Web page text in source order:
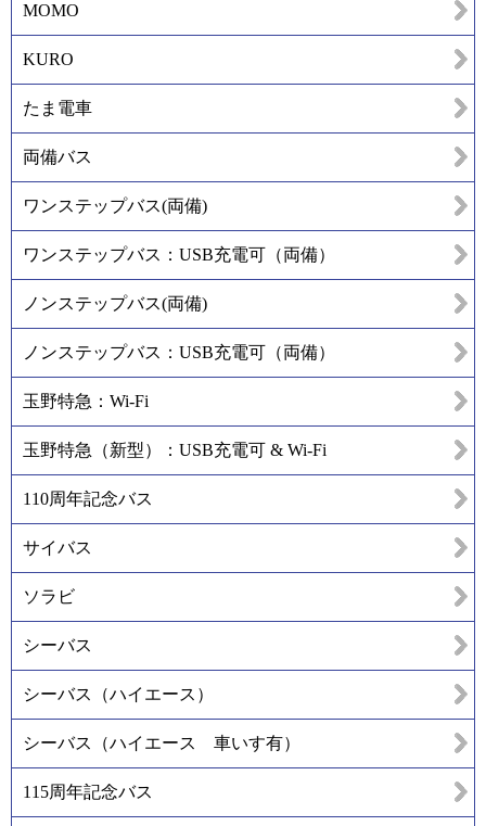
MOMO
KURO
たま電車
両備バス
ワンステップバス(両備)
ワンステップバス：USB充電可（両備）
ノンステップバス(両備)
ノンステップバス：USB充電可（両備）
玉野特急：Wi-Fi
玉野特急（新型）：USB充電可 & Wi-Fi
110周年記念バス
サイバス
ソラビ
シーバス
シーバス（ハイエース）
シーバス（ハイエース 車いす有）
115周年記念バス